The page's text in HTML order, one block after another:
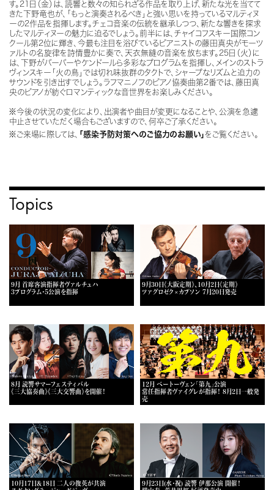
す。21日（金）は、読響と数々の知られざる作品を取り上げ、新たな光を当てて
きた下野竜也が、「もっと演奏されるべき」と強い思いを持っているマルティヌ
ーの2作品を指揮します。チェコ音楽の伝統を継承しつつ、新たな響きを探求
したマルティヌーの魅力に迫るでしょう。前半には、チャイコフスキー国際コン
クール第2位に輝き、今最も注目を浴びているピアニストの藤田真央がモーツ
ァルトの名旋律を詩情豊かに奏で、天衣無縫の音楽を放ちます。25日（火）に
は、下野がバーバーやケンドールら多彩なプログラムを指揮し、メインのストラ
ヴィンスキー「火の鳥」では切れ味抜群のタクトで、シャープなリズムと迫力の
サウンドを引き出すでしょう。ラフマニノフのピアノ協奏曲第2番では、藤田真
央のピアノが紡ぐロマンティックな音世界をお楽しみください。
※今後の状況の変化により、出演者や曲目が変更になることや、公演を急遽
中止させていただく場合もございますので、何卒ご了承ください。
※ご来場に際しては、 「感染予防対策へのご協力のお願い」をご覧ください。
Topics
9月 首席客演指揮者ヴァルチュハ
3プログラム・5公演を指揮
9月30日《大阪定期》、10月2日《定期》
ツァグロゼク×カプソン 7月20日発売
8月 読響サマーフェスティバル
《三大協奏曲》《三大交響曲》を開催！
12月 ベートーヴェン「第九」公演
常任指揮者ヴァイグレが指揮！ 8月2日一般発
売
10月17日＆18日 二人の俊英が共演
9月23日(水・祝) 読響 伊那公演 開催！